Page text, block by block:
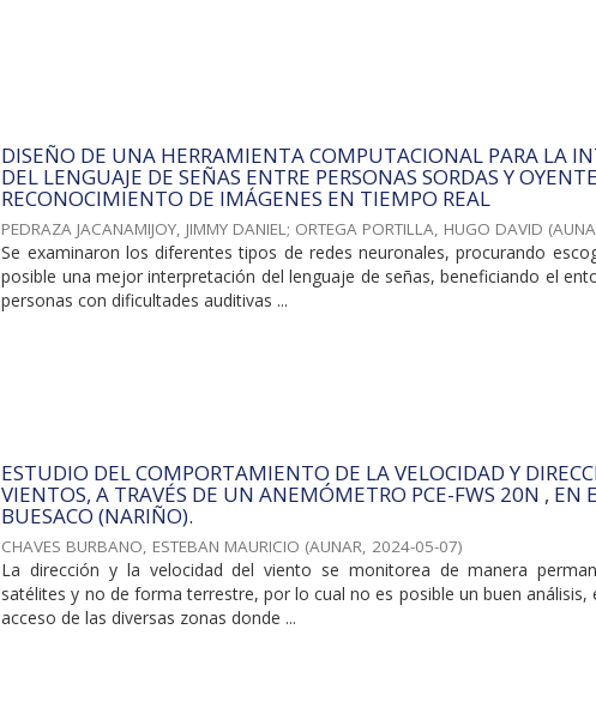
DISEÑO DE UNA HERRAMIENTA COMPUTACIONAL PARA LA
DEL LENGUAJE DE SEÑAS ENTRE PERSONAS SORDAS Y
RECONOCIMIENTO DE IMÁGENES EN TIEMPO REAL
PEDRAZA JACANAMIJOY, JIMMY DANIEL; ORTEGA PORTILLA, HUGO DAVID (
Se examinaron los diferentes tipos de redes neuronales, procurando
posible una mejor interpretación del lenguaje de señas, beneficiando el
personas con dificultades auditivas ...
ESTUDIO DEL COMPORTAMIENTO DE LA VELOCIDAD Y
VIENTOS, A TRAVÉS DE UN ANEMÓMETRO PCE-FWS 20N , EN
BUESACO (NARIÑO).
CHAVES BURBANO, ESTEBAN MAURICIO (AUNAR, 2024-05-07)
La dirección y la velocidad del viento se monitorea de manera
satélites y no de forma terrestre, por lo cual no es posible un buen análisis,
acceso de las diversas zonas donde ...